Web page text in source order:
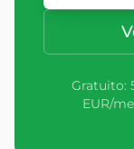
Gratuito:
EUR/